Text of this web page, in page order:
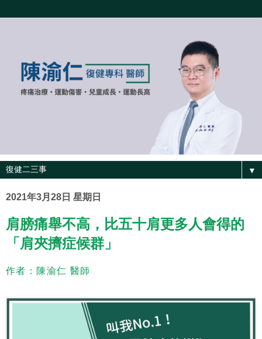
▼
2021年3月28日 星期日
肩膀痛舉不高，比五十肩更多人會得的
「肩夾擠症候群」
作者：陳渝仁 醫師